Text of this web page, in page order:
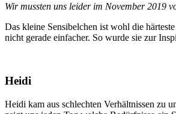
Wir mussten uns leider im November 2019
Das kleine Sensibelchen ist wohl die
nicht gerade einfacher. So wurde sie zur
Heidi
Heidi kam aus schlechten Verhältnissen zu